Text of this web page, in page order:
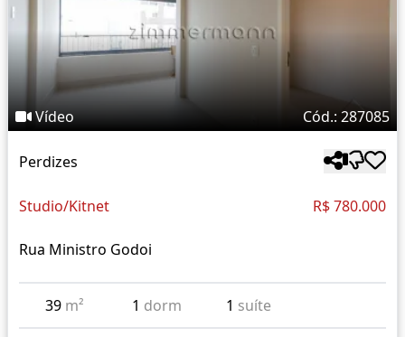
Vídeo Cód.: 287085
Perdizes
Studio/Kitnet R$ 780.000
Rua Ministro Godoi
39 m² 1 dorm 1 suíte